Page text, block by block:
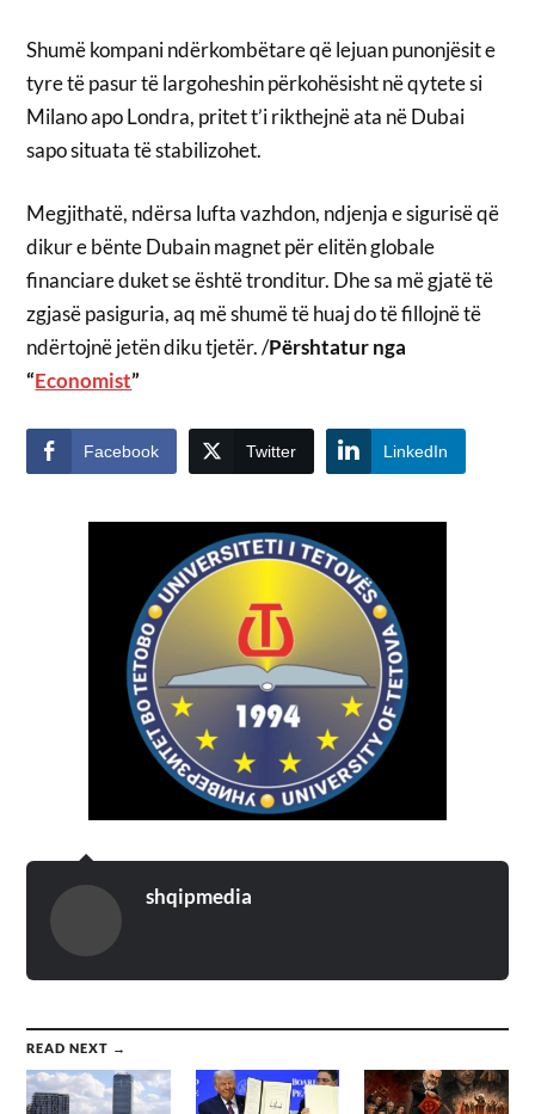
Shumë kompani ndërkombëtare që lejuan punonjësit e
tyre të pasur të largoheshin përkohësisht në qytete si
Milano apo Londra, pritet t’i rikthejnë ata në Dubai
sapo situata të stabilizohet.
Megjithatë, ndërsa lufta vazhdon, ndjenja e sigurisë që
dikur e bënte Dubain magnet për elitën globale
financiare duket se është tronditur. Dhe sa më gjatë të
zgjasë pasiguria, aq më shumë të huaj do të fillojnë të
ndërtojnë jetën diku tjetër. /Përshtatur nga
“Economist”
Facebook Twitter LinkedIn
shqipmedia
READ NEXT →